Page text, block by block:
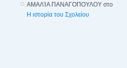
ΑΜΑΛΊΑ ΠΑΝΑΓΟΠΟΥΛΟΥ στο
Η ιστορία του Σχολείου